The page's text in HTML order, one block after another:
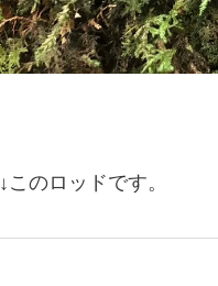
↓このロッドです。